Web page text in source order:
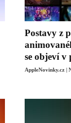
Postavy z
se objeví v
AppleNovinky.cz |